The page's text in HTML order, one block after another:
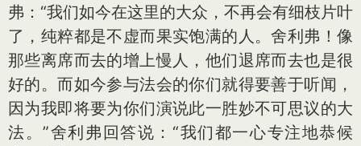
弗：“我们如今在这里的大众，不再会有细枝片叶
了，纯粹都是不虚而果实饱满的人。舍利弗！像
那些离席而去的增上慢人，他们退席而去也是很
好的。而如今参与法会的你们就得要善于听闻，
因为我即将要为你们演说此一胜妙不可思议的大
法。”舍利弗回答说：“我们都一心专注地恭候